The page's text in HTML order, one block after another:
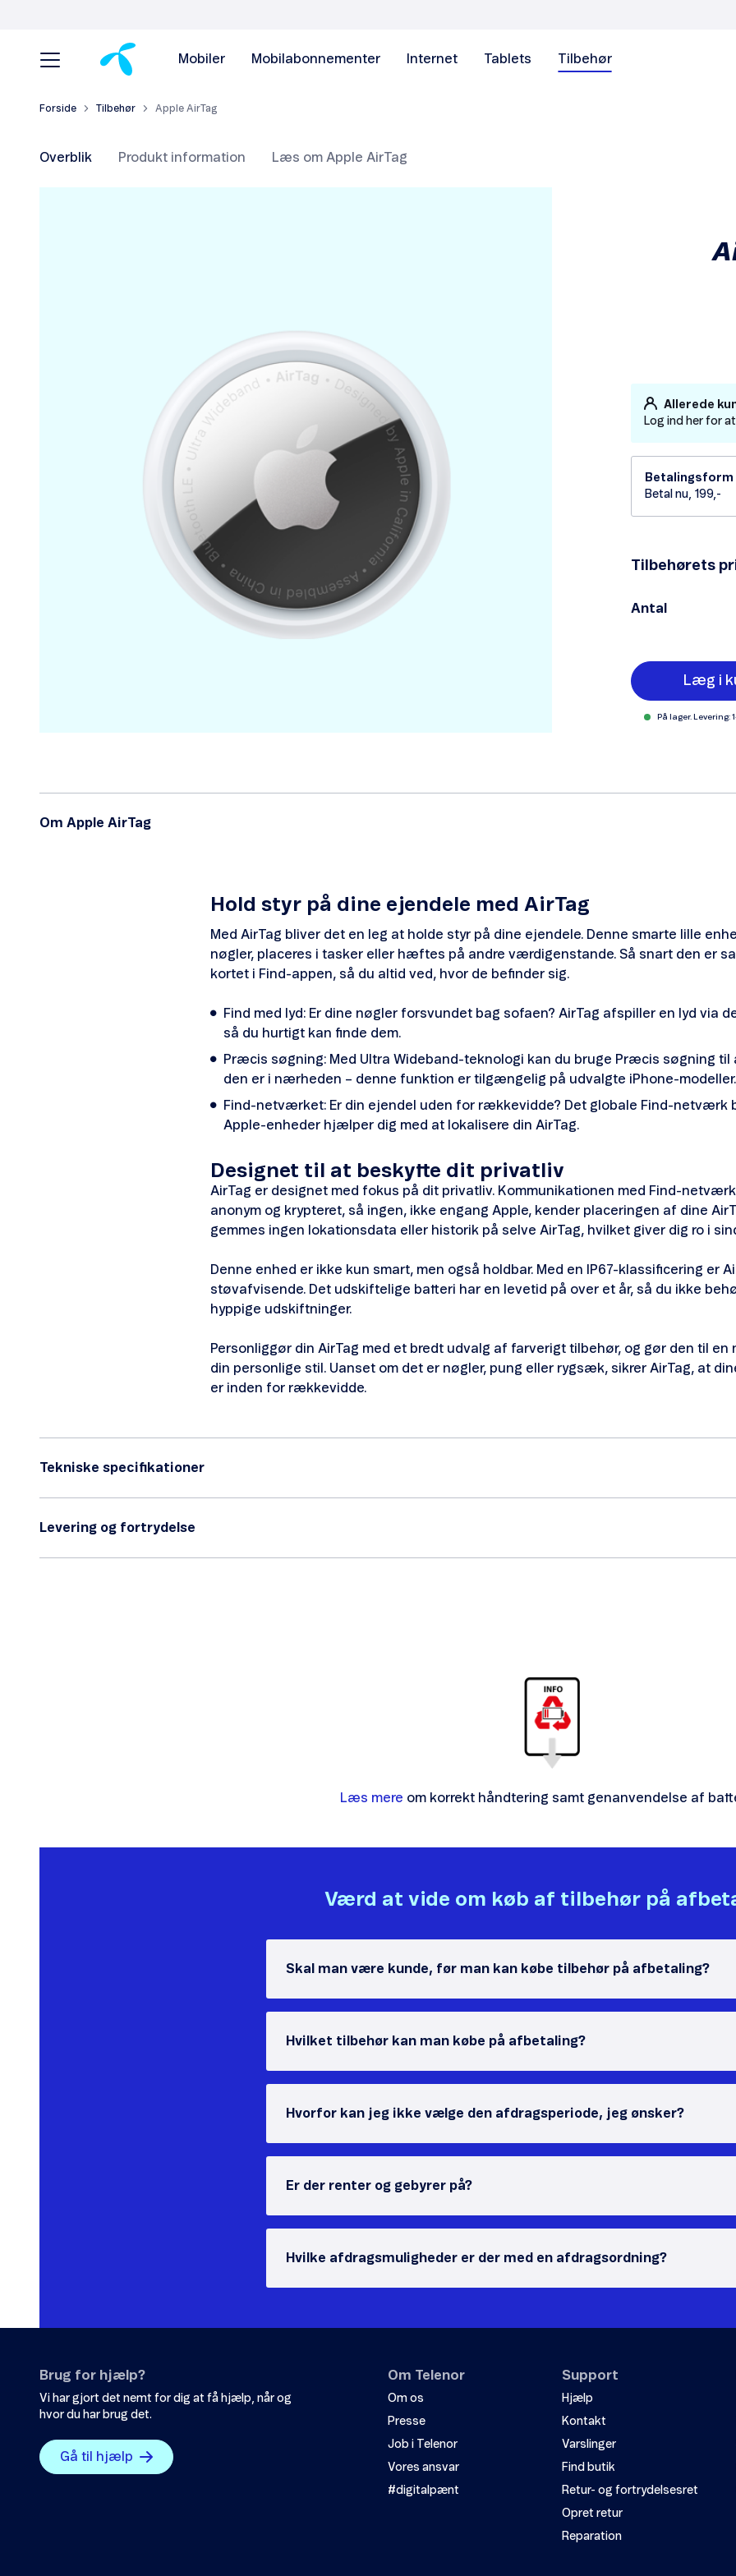
Mobiler Mobilabonnementer Internet Tablets Tilbehør
Forside Tilbehør Apple AirTag
Overblik Produkt information Læs om Apple AirTag
Allerede
Log ind her for
Betalingsform
Betal nu, 199,-
Tilbehørets
Antal
Læg i
På lager. Levering:
Om Apple AirTag
Hold styr på dine ejendele med AirTag
Med AirTag bliver det en leg at holde styr på dine ejendele. Denne smarte lille
nøgler, placeres i tasker eller hæftes på andre værdigenstande. Så snart den er
kortet i Find-appen, så du altid ved, hvor de befinder sig.
Find med lyd: Er dine nøgler forsvundet bag sofaen? AirTag afspiller en lyd via
så du hurtigt kan finde dem.
Præcis søgning: Med Ultra Wideband-teknologi kan du bruge Præcis søgning til
den er i nærheden – denne funktion er tilgængelig på udvalgte iPhone-modeller.
Find-netværket: Er din ejendel uden for rækkevidde? Det globale Find-netværk
Apple-enheder hjælper dig med at lokalisere din AirTag.
Designet til at beskytte dit privatliv
AirTag er designet med fokus på dit privatliv. Kommunikationen med Find-
anonym og krypteret, så ingen, ikke engang Apple, kender placeringen af dine
gemmes ingen lokationsdata eller historik på selve AirTag, hvilket giver dig ro i
Denne enhed er ikke kun smart, men også holdbar. Med en IP67-klassificering er
støvafvisende. Det udskiftelige batteri har en levetid på over et år, så du ikke
hyppige udskiftninger.
Personliggør din AirTag med et bredt udvalg af farverigt tilbehør, og gør den til
din personlige stil. Uanset om det er nøgler, pung eller rygsæk, sikrer AirTag, at
er inden for rækkevidde.
Tekniske specifikationer
Levering og fortrydelse
Læs mere om korrekt håndtering samt genanvendelse af
Værd at vide om køb af tilbehør på
Skal man være kunde, før man kan købe tilbehør på afbetaling?
Hvilket tilbehør kan man købe på afbetaling?
Hvorfor kan jeg ikke vælge den afdragsperiode, jeg ønsker?
Er der renter og gebyrer på?
Hvilke afdragsmuligheder er der med en afdragsordning?
Brug for hjælp?
Vi har gjort det nemt for dig at få hjælp, når og
hvor du har brug det.
Gå til hjælp
Om Telenor
Om os
Presse
Job i Telenor
Vores ansvar
#digitalpænt
Support
Hjælp
Kontakt
Varslinger
Find butik
Retur- og fortrydelsesret
Opret retur
Reparation